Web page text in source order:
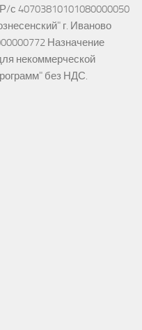
с 40703810101080000050
г. Иваново
Назначение
некоммерческой
без НДС.